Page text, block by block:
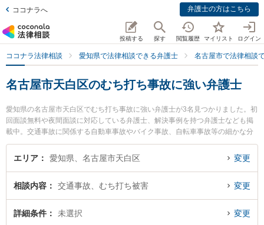
ココナラへ 弁護士の方はこちら
投稿する 探す 閲覧履歴 マイリスト ログイン
ココナラ法律相談 愛知県で法律相談できる弁護士 名古屋市で法律相談
名古屋市天白区のむち打ち事故に強い弁護士
愛知県の名古屋市天白区でむち打ち事故に強い弁護士が3名見つかりました。初
回面談無料や夜間面談に対応している弁護士、解決事例を持つ弁護士なども掲
載中。交通事故に関係する自動車事故やバイク事故、自転車事故等の細かな分
野での絞り込み検索もでき便利です。特に野並駅前法律事務所の田口 博貴弁護
士や弁護士法人名古屋南部法律事務所 平針事務所の林 翔太弁護士、すぎうら法
ラブルを今すぐに弁護士に相談したい』『むち打ち事故のトラブル解決の実績
豊富な近くの弁護士を検索したい』『初回相談無料でむち打ち事故を法律相談
できる名古屋市天白区内の弁護士に相談予約したい』などでお困りの相談者さ
エリア 愛知県、名古屋市天白区 変更
相談内容 交通事故、むち打ち被害 変更
詳細条件 未選択 変更